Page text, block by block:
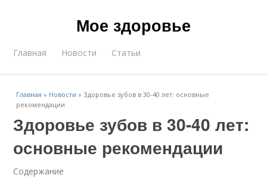
Мое здоровье
Главная Новости Статьи
Главная » Новости »Здоровье зубов в 30-40 лет: основные
рекомендации
Здоровье зубов в 30-40 лет:
основные рекомендации
Содержание